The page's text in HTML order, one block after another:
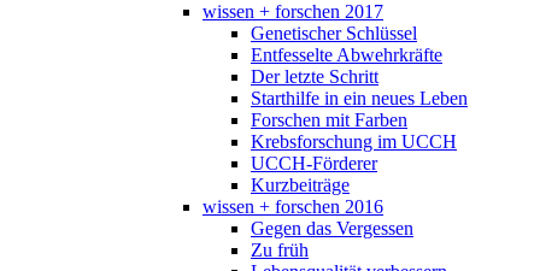
wissen + forschen 2017
Genetischer Schlüssel
Entfesselte Abwehrkräfte
Der letzte Schritt
Starthilfe in ein neues Leben
Forschen mit Farben
Krebsforschung im UCCH
UCCH-Förderer
Kurzbeiträge
wissen + forschen 2016
Gegen das Vergessen
Zu früh